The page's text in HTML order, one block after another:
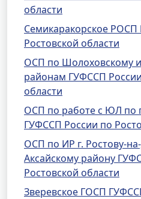
области
Семикаракорское
Ростовской области
ОСП по Шолоховскому
районам ГУФССП
области
ОСП по работе с ЮЛ по
ГУФССП России по
ОСП по ИР г. Ростову-
Аксайскому району
Ростовской области
Зверевское ГОСП